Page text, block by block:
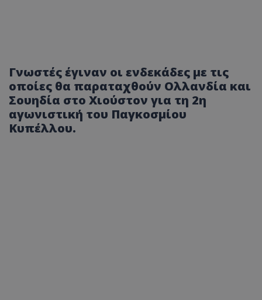
Γνωστές έγιναν οι ενδεκάδες με τις
οποίες θα παραταχθούν Ολλανδία και
Σουηδία στο Χιούστον για τη 2η
αγωνιστική του Παγκοσμίου
Κυπέλλου.